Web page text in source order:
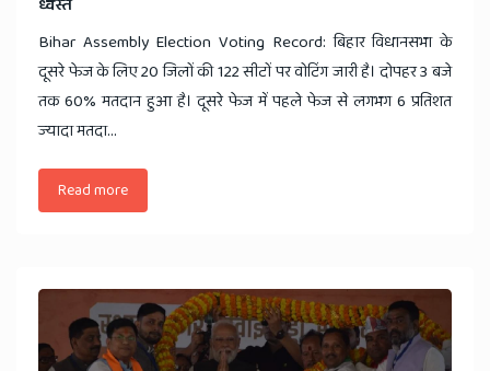
ध्वस्त
Bihar Assembly Election Voting Record: बिहार विधानसभा के
दूसरे फेज के लिए 20 जिलों की 122 सीटों पर वोटिंग जारी है। दोपहर 3 बजे
तक 60% मतदान हुआ है। दूसरे फेज में पहले फेज से लगभग 6 प्रतिशत
ज्यादा मतदा...
Read more